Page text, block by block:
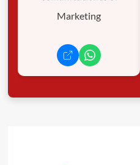
Marketing